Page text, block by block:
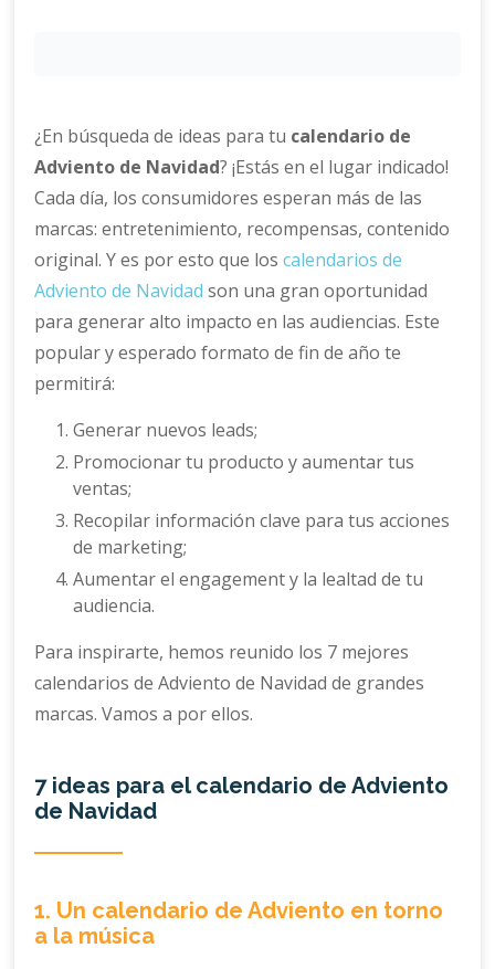
¿En búsqueda de ideas para tu calendario de
Adviento de Navidad? ¡Estás en el lugar indicado!
Cada día, los consumidores esperan más de las
marcas: entretenimiento, recompensas, contenido
original. Y es por esto que loscalendarios de
Adviento de Navidad son una gran oportunidad
para generar alto impacto en las audiencias. Este
popular y esperado formato de fin de año te
permitirá:
Generar nuevos leads;
Promocionar tu producto y aumentar tus
ventas;
Recopilar información clave para tus acciones
de marketing;
Aumentar el engagement y la lealtad de tu
audiencia.
Para inspirarte, hemos reunido los 7 mejores
calendarios de Adviento de Navidad de grandes
marcas. Vamos a por ellos.
7 ideas para el calendario de Adviento
de Navidad
1. Un calendario de Adviento en torno
a la música